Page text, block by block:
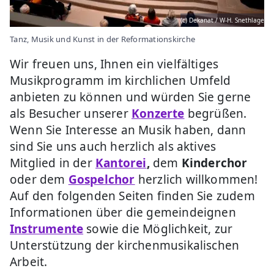
(c) Dekanat / W-H. Snethlage
Tanz, Musik und Kunst in der Reformationskirche
Wir freuen uns, Ihnen ein vielfältiges
Musikprogramm im kirchlichen Umfeld
anbieten zu können und würden Sie gerne
als Besucher unserer Konzerte begrüßen.
Wenn Sie Interesse an Musik haben, dann
sind Sie uns auch herzlich als aktives
Mitglied in der Kantorei, dem Kinderchor
oder dem Gospelchor herzlich willkommen!
Auf den folgenden Seiten finden Sie zudem
Informationen über die gemeindeignen
Instrumente sowie die Möglichkeit, zur
Unterstützung der kirchenmusikalischen
Arbeit.